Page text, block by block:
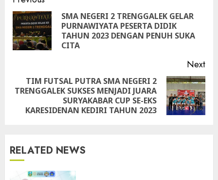
ReadingSMA NEGERI 2 TRENGGALEK GELAR
PURNAWIYATA PESERTA DIDIK
TAHUN 2023 DENGAN PENUH SUKA
CITA
Next
Next
post:
TIM FUTSAL PUTRA SMA NEGERI 2
TRENGGALEK SUKSES MENJADI JUARA
SURYAKABAR CUP SE-EKS
KARESIDENAN KEDIRI TAHUN 2023
RELATED NEWS